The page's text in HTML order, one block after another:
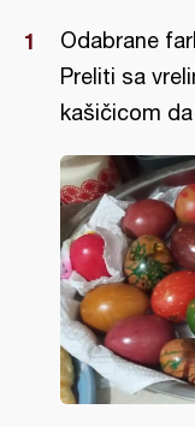
Odabrane
Preliti sa
kašičicom